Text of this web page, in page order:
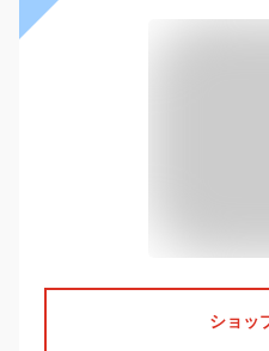
ショッ